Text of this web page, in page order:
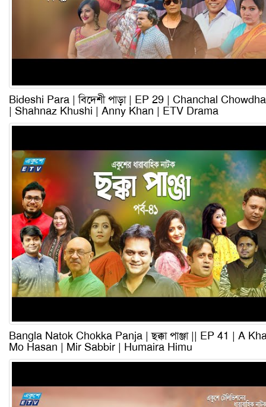
Bideshi Para | বিদেশী পাড়া | EP 29 | Chanchal
| Shahnaz Khushi | Anny Khan | ETV Drama
Bangla Natok Chokka Panja | ছক্কা পাঞ্জা || EP 41 | A
Mo Hasan | Mir Sabbir | Humaira Himu